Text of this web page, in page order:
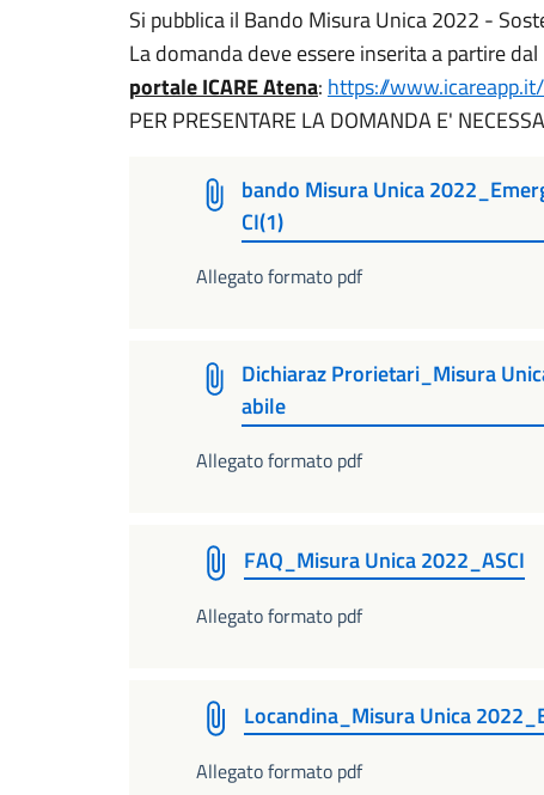
Si pubblica il Bando Misura Unica 2022 -
La domanda deve essere inserita a partire
portale ICARE Atena: https://
PER PRESENTARE LA DOMANDA E'
bando Misura Unica
CI(1)
Allegato formato pdf
Dichiaraz Prorietari_Misura
abile
Allegato formato pdf
FAQ_Misura Unica 2022_ASCI
Allegato formato pdf
Locandina_Misura Unica
Allegato formato pdf